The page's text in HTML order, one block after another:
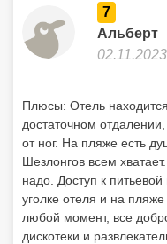
7
Альберт
02.11.2023
Плюсы: Отель
достаточном
от ног. На пляже есть
Шезлонгов всем
надо. Доступ к
уголке отеля и на
любой момент, все
дискотеки и